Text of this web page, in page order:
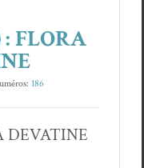
: FLORA
186